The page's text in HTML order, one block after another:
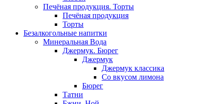
Печёная продукция. Торты
Печёная продукция
Торты
Безалкогольные напитки
Минеральная Вода
Джермук. Бюрег
Джермук
Джермук классика
Со вкусом лимона
Бюрег
Татни